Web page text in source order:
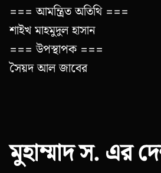
=== আমন্ত্রিত অতিথি ===
শাইখ মাহমুদুল হাসান
=== উপস্থাপক ===
সৈয়দ আল জাবের
মুহাম্মাদ স. এর